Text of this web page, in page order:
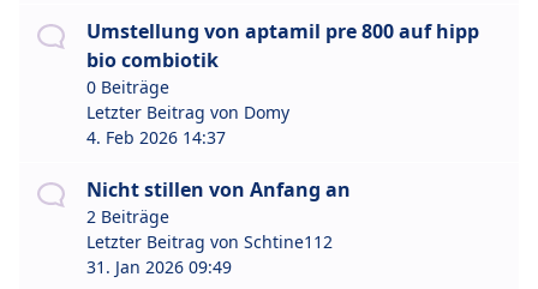
Umstellung von aptamil pre 800 auf hipp
bio combiotik
0 Beiträge
Letzter Beitrag von Domy
4. Feb 2026 14:37
Nicht stillen von Anfang an
2 Beiträge
Letzter Beitrag von Schtine112
31. Jan 2026 09:49